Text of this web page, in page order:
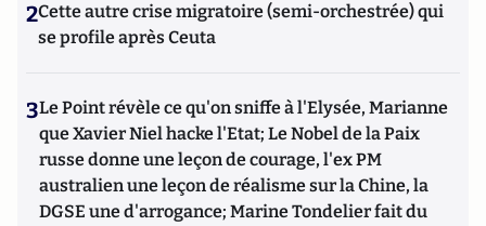
2Cette autre crise migratoire (semi-orchestrée) qui
se profile après Ceuta
3Le Point révèle ce qu'on sniffe à l'Elysée, Marianne
que Xavier Niel hacke l'Etat; Le Nobel de la Paix
russe donne une leçon de courage, l'ex PM
australien une leçon de réalisme sur la Chine, la
DGSE une d'arrogance; Marine Tondelier fait du